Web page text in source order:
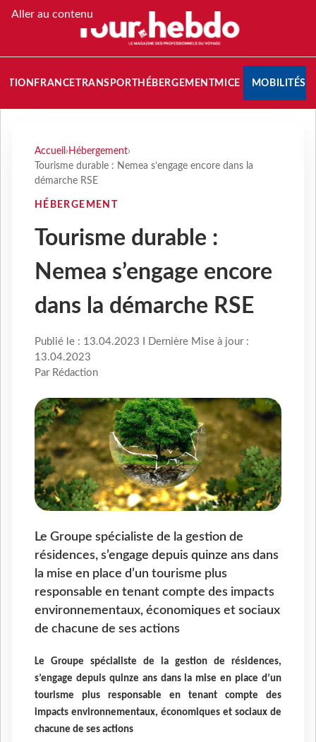
Aller au contenu
FRANCETRANSPORT HÉBERGEMENTMICE MOBILITÉS
Accueil › Hébergement›
Tourisme durable : Nemea s’engage encore dans la
démarche RSE
HÉBERGEMENT
Tourisme durable :
Nemea s’engage encore
dans la démarche RSE
Publié le : 13.04.2023 I Dernière Mise à jour :
13.04.2023
Par Rédaction
Le Groupe spécialiste de la gestion de
résidences, s’engage depuis quinze ans dans
la mise en place d’un tourisme plus
responsable en tenant compte des impacts
environnementaux, économiques et sociaux
de chacune de ses actions
Le Groupe spécialiste de la gestion de résidences,
s’engage depuis quinze ans dans la mise en place d’un
tourisme plus responsable en tenant compte des
impacts environnementaux, économiques et sociaux de
chacune de ses actions